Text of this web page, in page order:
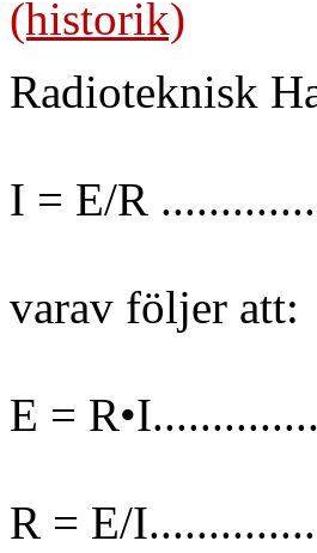
(historik)
Radioteknisk
I = E/R
varav följer att:
E =
R = E/